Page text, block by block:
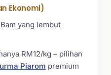
Ekonomi)
Bam yang lembut
RM12/kg – pilihan
Piarom premium